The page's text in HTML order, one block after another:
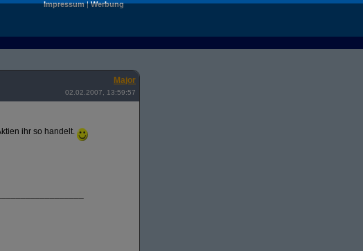
Impressum|Werbung
Major
02.02.2007, 13:59:57
ihr so handelt.